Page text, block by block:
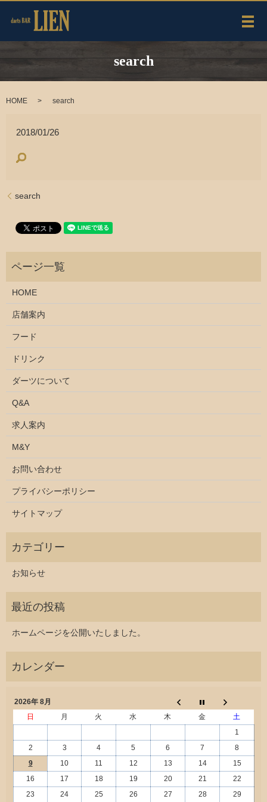
メ
search
HOME search
2018/01/26
search
HOME
店舗案内
フード
ドリンク
ダーツについて
Q&A
求人案内
M&Y
お問い合わせ
プライバシーポリシー
サイトマップ
お知らせ
ホームページを公開いたしました。
2026年 8月
日
月 火 水 木 金
土
1
2
3 4 5 6 7
8
9
10 11 12 13 14
15
16
17 18 19 20 21
22
23
24 25 26 27 28 29